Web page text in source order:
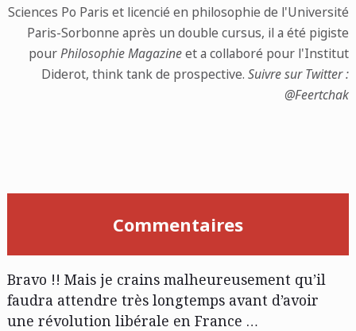
Sciences Po Paris et licencié en philosophie de l'Université
Paris-Sorbonne après un double cursus, il a été pigiste
pourPhilosophie Magazineet a collaboré pour l'Institut
Diderot, think tank de prospective.Suivre sur Twitter :
@Feertchak
Commentaires
Bravo !! Mais je crains malheureusement qu’il
faudra attendre très longtemps avant d’avoir
une révolution libérale en France …